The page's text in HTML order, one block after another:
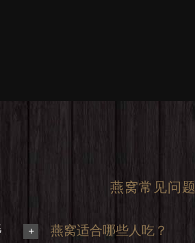
燕窝常见问题
燕窝适合哪些人吃？